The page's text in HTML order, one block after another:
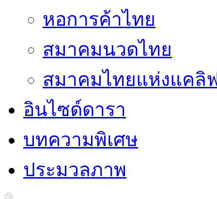
หอการค้าไทย
สมาคมนวดไทย
สมาคมไทยแห่งแคลิ
อินไซด์ดารา
บทความพิเศษ
ประมวลภาพ